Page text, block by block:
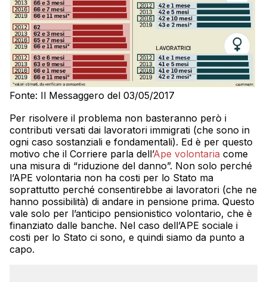
Fonte: Il Messaggero del 03/05/2017
Per risolvere il problema non basteranno però i
contributi versati dai lavoratori immigrati (che sono in
ogni caso sostanziali e fondamentali). Ed è per questo
motivo che il Corriere parla dell’Ape volontaria come
una misura di “riduzione del danno”. Non solo perché
l’APE volontaria non ha costi per lo Stato ma
soprattutto perché consentirebbe ai lavoratori (che ne
hanno possibilità) di andare in pensione prima. Questo
vale solo per l’anticipo pensionistico volontario, che è
finanziato dalle banche. Nel caso dell’APE sociale i
costi per lo Stato ci sono, e quindi siamo da punto a
capo.